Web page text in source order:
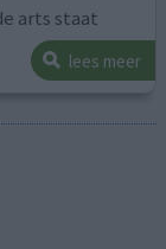
arts staat
lees meer